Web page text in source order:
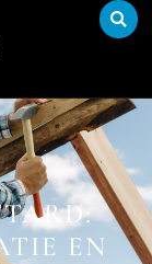
EN